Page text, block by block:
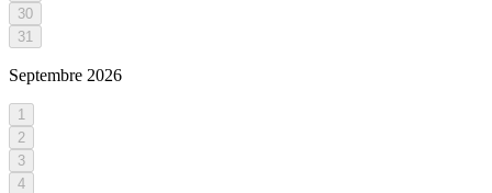
30
31
Septembre 2026
1
2
3
4